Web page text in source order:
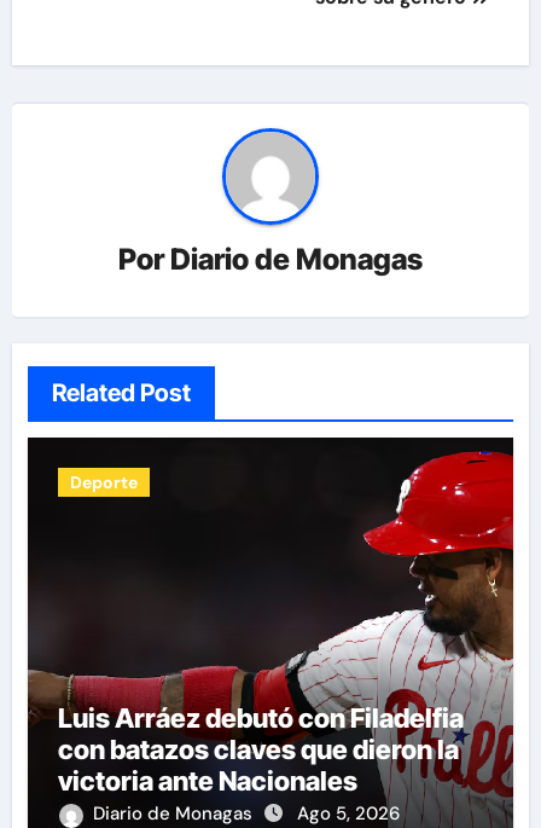
PorDiario de Monagas
Related Post
Deporte
Luis Arráez debutó con Filadelfia
con batazos claves que dieron la
victoria ante Nacionales
Diario de Monagas Ago 5, 2026